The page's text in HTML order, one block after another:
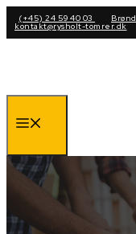
Hop(+45) 24 59 40 03
kontakt@rysholt-tomrer.dk